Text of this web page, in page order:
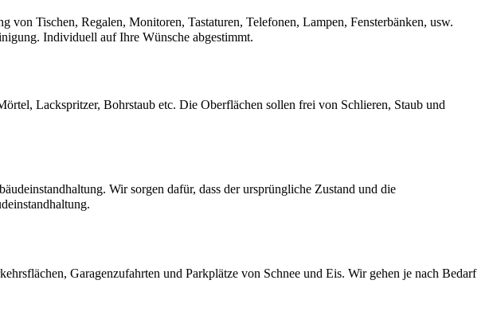
Tischen, Regalen, Monitoren, Tastaturen, Telefonen, Lampen, Fensterbänken, usw.
Individuell auf Ihre Wünsche abgestimmt.
Lackspritzer, Bohrstaub etc. Die Oberflächen sollen frei von Schlieren, Staub und
Wir sorgen dafür, dass der ursprüngliche Zustand und die
Garagenzufahrten und Parkplätze von Schnee und Eis. Wir gehen je nach Bedarf